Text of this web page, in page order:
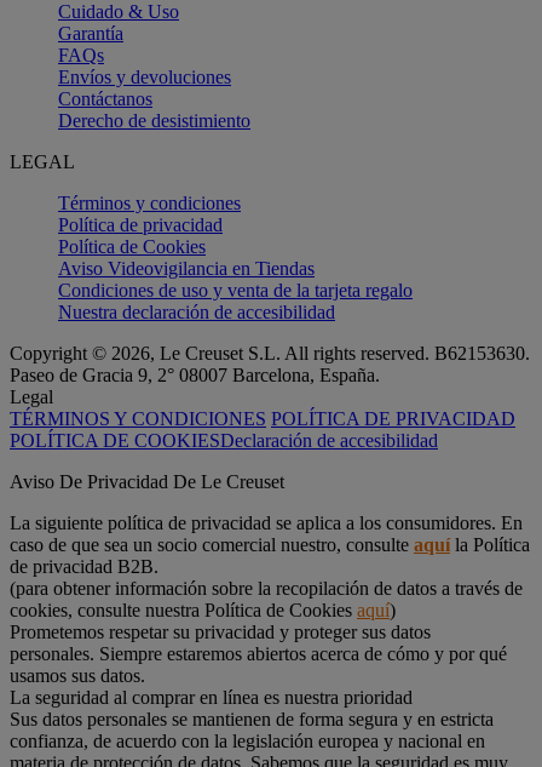
Cuidado & Uso
Garantía
FAQs
Envíos y devoluciones
Contáctanos
Derecho de desistimiento
LEGAL
Términos y condiciones
Política de privacidad
Política de Cookies
Aviso Videovigilancia en Tiendas
Condiciones de uso y venta de la tarjeta regalo
Nuestra declaración de accesibilidad
Copyright © 2026, Le Creuset S.L. All rights reserved. B62153630.
Paseo de Gracia 9, 2° 08007 Barcelona, España.
Legal
TÉRMINOS Y CONDICIONES POLÍTICA DE PRIVACIDAD
POLÍTICA DE COOKIESDeclaración de accesibilidad
Aviso De Privacidad De Le Creuset
La siguiente política de privacidad se aplica a los consumidores. En
caso de que sea un socio comercial nuestro, consulte aquíla Política
de privacidad B2B.
(para obtener información sobre la recopilación de datos a través de
cookies, consulte nuestra Política de Cookies aquí)
Prometemos respetar su privacidad y proteger sus datos
personales. Siempre estaremos abiertos acerca de cómo y por qué
usamos sus datos.
La seguridad al comprar en línea es nuestra prioridad
Sus datos personales se mantienen de forma segura y en estricta
confianza, de acuerdo con la legislación europea y nacional en
materia de protección de datos. Sabemos que la seguridad es muy